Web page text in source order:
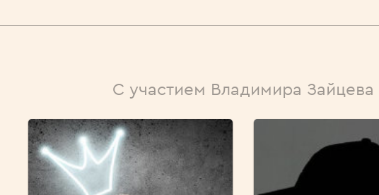
С участием Владимира Зайцева